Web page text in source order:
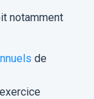
notamment
de